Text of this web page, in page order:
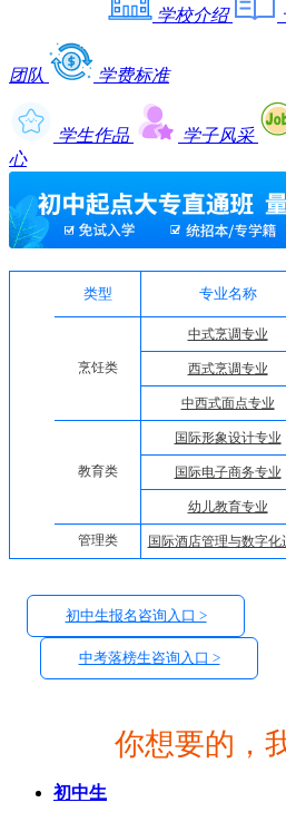
学校介绍
团队 学费标准
学生作品 学子风采
心
类型 专业名称
烹饪类
中式烹调专业
西式烹调专业
中西式面点专业
教育类
国际形象设计专业
国际电子商务专业
幼儿教育专业
管理类 国际酒店管理与数字化
初中生报名咨询入口 >
中考落榜生咨询入口 >
你想要的，
初中生